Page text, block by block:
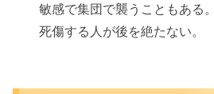
敏感で集団で襲うこともある
死傷する人が後を絶たない。